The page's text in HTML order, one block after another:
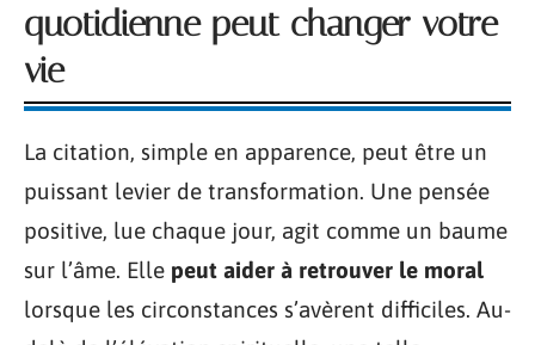
quotidienne peut changer votre
vie
La citation, simple en apparence, peut être un
puissant levier de transformation. Une pensée
positive, lue chaque jour, agit comme un baume
sur l’âme. Elle peut aider à retrouver le moral
lorsque les circonstances s’avèrent difficiles. Au-